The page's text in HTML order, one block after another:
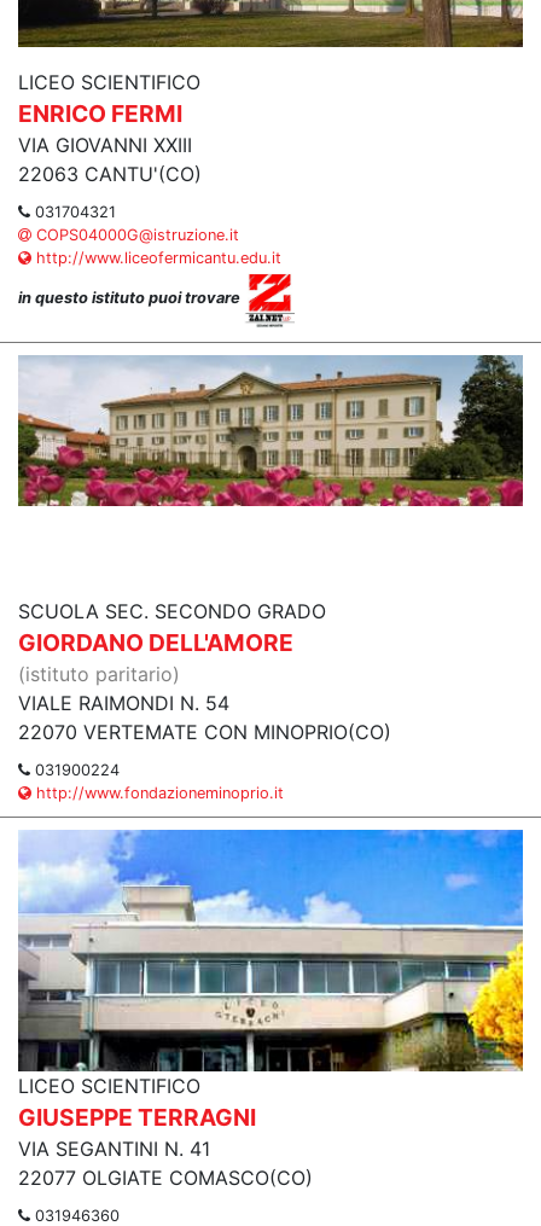
LICEO SCIENTIFICO
ENRICO FERMI
VIA GIOVANNI XXIII
22063 CANTU'(CO)
031704321
COPS04000G@istruzione.it
http://www.liceofermicantu.edu.it
in questo istituto puoi trovare
SCUOLA SEC. SECONDO GRADO
GIORDANO DELL'AMORE
(istituto paritario)
VIALE RAIMONDI N. 54
22070 VERTEMATE CON MINOPRIO(CO)
031900224
http://www.fondazioneminoprio.it
LICEO SCIENTIFICO
GIUSEPPE TERRAGNI
VIA SEGANTINI N. 41
22077 OLGIATE COMASCO(CO)
031946360